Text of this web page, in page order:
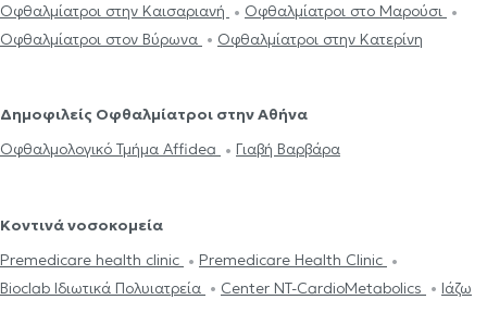
Οφθαλμίατροι στην Καισαριανή
Οφθαλμίατροι στο Μαρούσι
Οφθαλμίατροι στον Βύρωνα
Οφθαλμίατροι στην Κατερίνη
Δημοφιλείς Οφθαλμίατροι στην Αθήνα
Οφθαλμολογικό Τμήμα Affidea
Γιαβή Βαρβάρα
Κοντινά νοσοκομεία
Premedicare health clinic
Premedicare Health Clinic
Bioclab Ιδιωτικά Πολυιατρεία
Center NT-CardioMetabolics Ιάζω